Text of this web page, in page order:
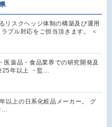
リスクヘッジ体制の構築及び運用
ブル対応をご担当頂きます。 ＜
医薬品・食品業界での研究開発及
25年以上 ・監…
以上の日系化粧品メーカー。 グ
…